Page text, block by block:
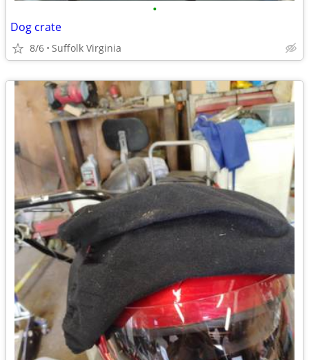
•
Dog crate
8/6 Suffolk Virginia